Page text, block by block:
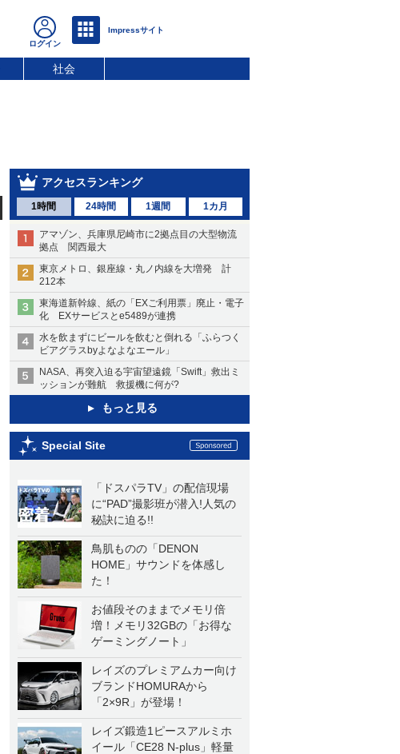
社会
アクセスランキング
1時間 24時間 1週間 1カ月
アマゾン、兵庫県尼崎市に2拠点目の大型物流
拠点 関西最大
東京メトロ、銀座線・丸ノ内線を大増発 計
212本
東海道新幹線、紙の「EXご利用票」廃止・電子
化 EXサービスとe5489が連携
水を飲まずにビールを飲むと倒れる「ふらつく
ビアグラスbyよなよなエール」
NASA、再突入迫る宇宙望遠鏡「Swift」救出ミ
ッションが難航 救援機に何が?
もっと見る
Special Site
「ドスパラTV」の配信現場
に“PAD”撮影班が潜入!人気の
秘訣に迫る!!
鳥肌ものの「DENON
HOME」サウンドを体感し
た！
お値段そのままでメモリ倍
増！メモリ32GBの「お得な
ゲーミングノート」
レイズのプレミアムカー向け
ブランドHOMURAから
「2×9R」が登場！
レイズ鍛造1ピースアルミホ
イール「CE28 N-plus」軽量